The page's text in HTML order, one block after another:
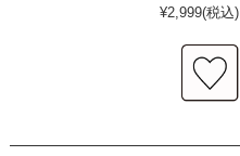
¥2,999(税込)